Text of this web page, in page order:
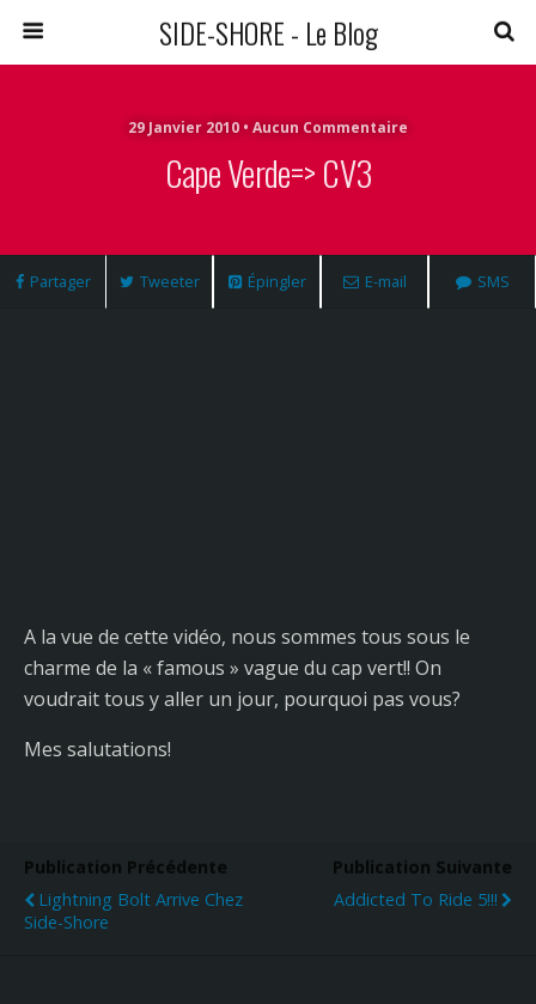
SIDE-SHORE - Le Blog
29 Janvier 2010 • Aucun Commentaire
Cape Verde=> CV3
Partager Tweeter Épingler E-mail SMS
A la vue de cette vidéo, nous sommes tous sous le
charme de la « famous » vague du cap vert!! On
voudrait tous y aller un jour, pourquoi pas vous?
Mes salutations!
Publication Précédente
Lightning Bolt Arrive Chez
Side-Shore
Publication Suivante
Addicted To Ride 5!!!